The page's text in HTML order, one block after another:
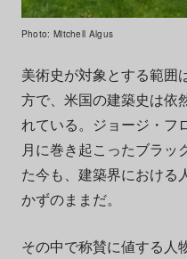
Photo: Mitchell Algus
美術史が対象とする範囲
方で、米国の建築史は依
れている。ジョージ・フ
月に巻き起こったブラッ
た今も、建築界における
かずのままだ。
その中で称賛に値する人